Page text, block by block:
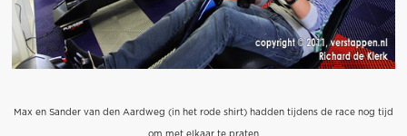
Max en Sander van den Aardweg (in het rode shirt) hadden tijdens de race nog tijd
om met elkaar te praten